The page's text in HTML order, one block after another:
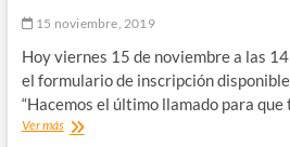
vandalismo
15 noviembre, 2019
Hoy viernes 15 de noviembre a las
el formulario de inscripción
“Hacemos el último llamado para
Ver másHoy